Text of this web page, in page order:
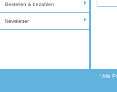
Bestellen & bezahlen
Newsletter
* Alle